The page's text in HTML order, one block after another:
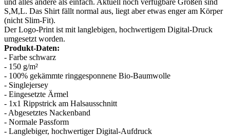
S,M,L. Das Shirt fällt normal aus, liegt aber etwas enger am Körper
(nicht Slim-Fit).
Der Logo-Print ist mit langlebigen, hochwertigem Digital-Druck
umgesetzt worden.
Produkt-Daten:
- Farbe schwarz
- 150 g/m²
- 100% gekämmte ringgesponnene Bio-Baumwolle
- Singlejersey
- Eingesetzte Ärmel
- 1x1 Rippstrick am Halsausschnitt
- Abgesetztes Nackenband
- Normale Passform
- Langlebiger, hochwertiger Digital-Aufdruck